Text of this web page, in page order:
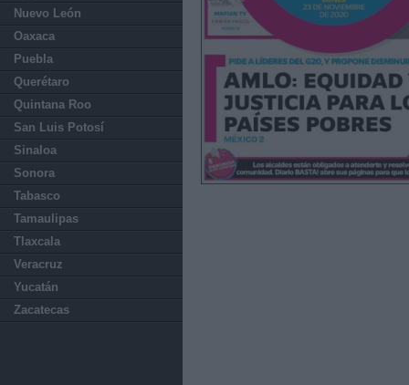
Nuevo León
Oaxaca
Puebla
Querétaro
Quintana Roo
San Luis Potosí
Sinaloa
Sonora
Tabasco
Tamaulipas
Tlaxcala
Veracruz
Yucatán
Zacatecas